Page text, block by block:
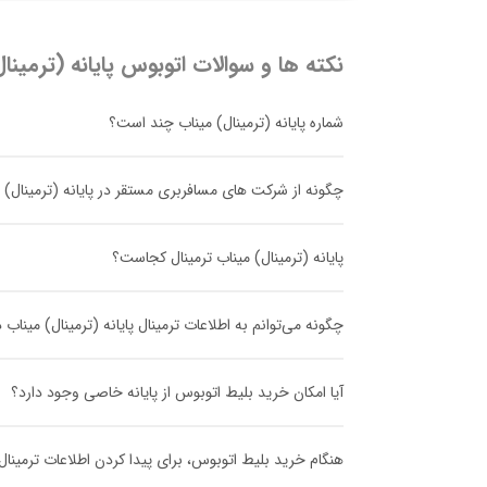
نکته ها و سوالات اتوبوس پایانه
شماره پایانه (ترمینال) میناب چند است؟
چگونه از شرکت های مسافربری مستقر در پایانه (ترمینال)
پایانه (ترمینال) میناب ترمینال کجاست؟
چگونه می‌توانم به اطلاعات ترمینال پایانه (ترمینال)
آیا امکان خرید بلیط اتوبوس از پایانه خاصی وجود دارد؟
هنگام خرید بلیط اتوبوس، برای پیدا کردن اطلاعات